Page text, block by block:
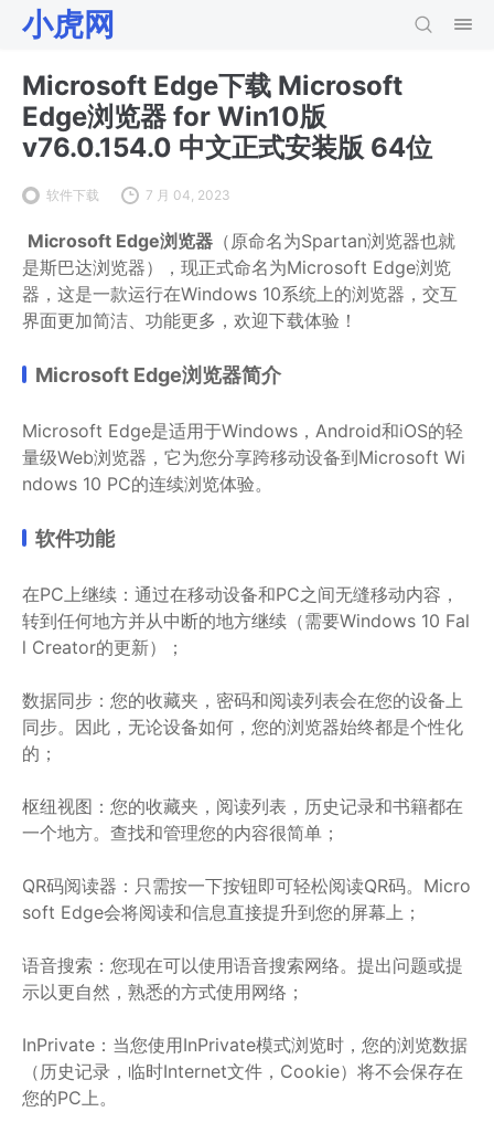
小虎网
Microsoft Edge下载 Microsoft
Edge浏览器 for Win10版
v76.0.154.0 中文正式安装版 64位
软件下载 7 月 04, 2023
Microsoft Edge浏览器 （原命名为Spartan浏览器也就
是斯巴达浏览器），现正式命名为Microsoft Edge浏览
器，这是一款运行在Windows 10系统上的浏览器，交互
界面更加简洁、功能更多，欢迎下载体验！
Microsoft Edge浏览器简介
Microsoft Edge是适用于Windows，Android和iOS的轻
量级Web浏览器，它为您分享跨移动设备到Microsoft Wi
ndows 10 PC的连续浏览体验。
软件功能
在PC上继续：通过在移动设备和PC之间无缝移动内容，
转到任何地方并从中断的地方继续（需要Windows 10 Fal
l Creator的更新）；
数据同步：您的收藏夹，密码和阅读列表会在您的设备上
同步。因此，无论设备如何，您的浏览器始终都是个性化
的；
枢纽视图：您的收藏夹，阅读列表，历史记录和书籍都在
一个地方。查找和管理您的内容很简单；
QR码阅读器：只需按一下按钮即可轻松阅读QR码。Micro
soft Edge会将阅读和信息直接提升到您的屏幕上；
语音搜索：您现在可以使用语音搜索网络。提出问题或提
示以更自然，熟悉的方式使用网络；
InPrivate：当您使用InPrivate模式浏览时，您的浏览数据
（历史记录，临时Internet文件，Cookie）将不会保存在
您的PC上。